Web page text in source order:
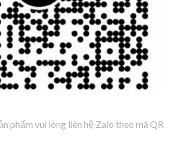
phẩm vui lòng liên hệ Zalo theo mã QR